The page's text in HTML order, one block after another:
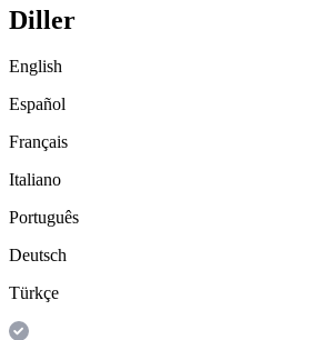
Diller
English
Español
Français
Italiano
Português
Deutsch
Türkçe